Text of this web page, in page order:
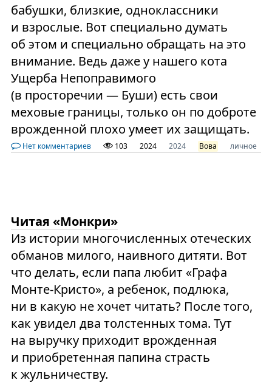
бабушки, близкие, одноклассники
и взрослые. Вот специально думать
об этом и специально обращать на это
внимание. Ведь даже у нашего кота
Ущерба Непоправимого
(в просторечии — Буши) есть свои
меховые границы, только он по доброте
врожденной плохо умеет их защищать.
Нет комментариев 103 2024 2024 Вова личное
Читая «Монкри»
Из истории многочисленных отеческих
обманов милого, наивного дитяти. Вот
что делать, если папа любит «Графа
Монте-Кристо», а ребенок, подлюка,
ни в какую не хочет читать? После того,
как увидел два толстенных тома. Тут
на выручку приходит врожденная
и приобретенная папина страсть
к жульничеству.